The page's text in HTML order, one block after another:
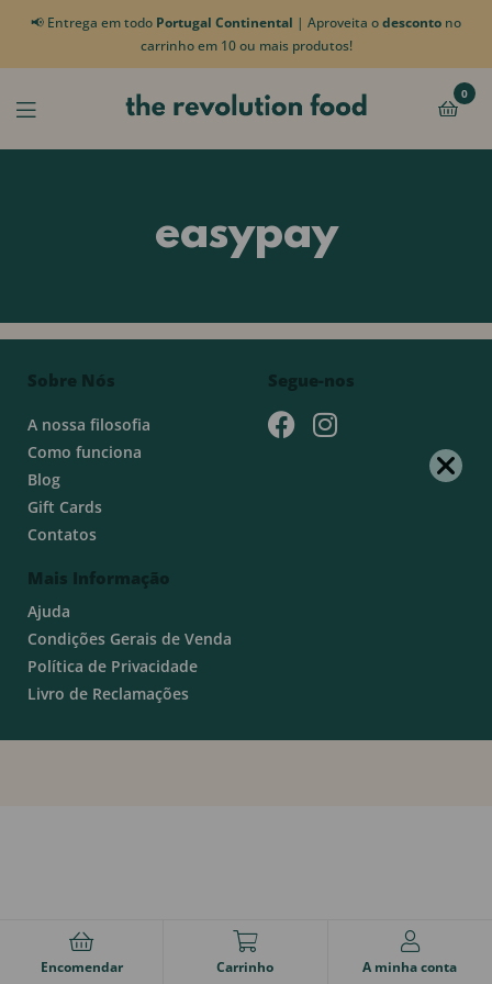
📢 Entrega em todo Portugal Continental | Aproveita odesconto no
carrinho em 10 ou mais produtos!
0
easypay
Sobre Nós
A nossa filosofia
Como funciona
Blog
Gift Cards
Contatos
Mais Informação
Ajuda
Condições Gerais de Venda
Política de Privacidade
Livro de Reclamações
Segue-nos
Encomendar Carrinho A minha conta